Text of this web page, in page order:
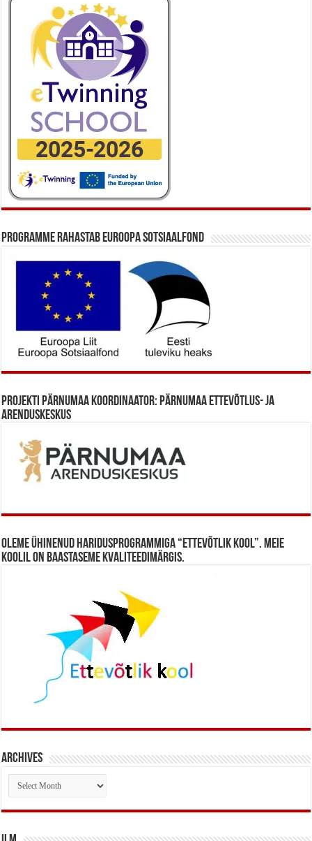
Programme rahastab Euroopa Sotsiaalfond
Projekti Pärnumaa koordinaator: Pärnumaa Ettevõtlus- ja
Arenduskeskus
Oleme ühinenud haridusprogrammiga “Ettevõtlik Kool”. Meie
koolil on baastaseme kvaliteedimärgis.
Archives
Archives